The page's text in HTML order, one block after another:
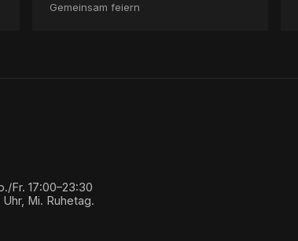
Gemeinsam feiern
Fr. 17:00–23:30
Uhr, Mi. Ruhetag.